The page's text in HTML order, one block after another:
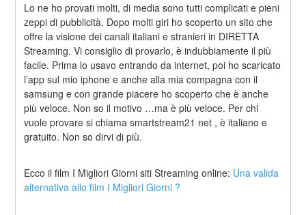
Lo ne ho provati molti, di media sono tutti complicati e pieni
zeppi di pubblicità. Dopo molti giri ho scoperto un sito che
offre la visione dei canali italiani e stranieri in DIRETTA
Streaming. Vi consiglio di provarlo, è indubbiamente il più
facile. Prima lo usavo entrando da internet, poi ho scaricato
l’app sul mio iphone e anche alla mia compagna con il
samsung e con grande piacere ho scoperto che è anche
più veloce. Non so il motivo …ma è più veloce. Per chi
vuole provare si chiama smartstream21 net , è italiano e
gratuito. Non so dirvi di più.
Ecco il film I Migliori Giorni siti Streaming online: Una valida
alternativa allo film I Migliori Giorni ?